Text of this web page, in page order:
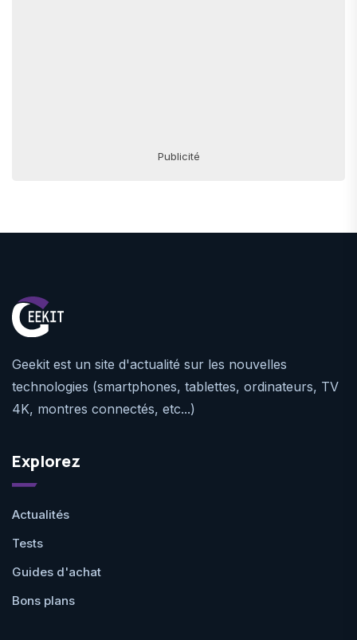
Publicité
Geekit est un site d'actualité sur les nouvelles
technologies (smartphones, tablettes, ordinateurs, TV
4K, montres connectés, etc...)
Explorez
Actualités
Tests
Guides d'achat
Bons plans